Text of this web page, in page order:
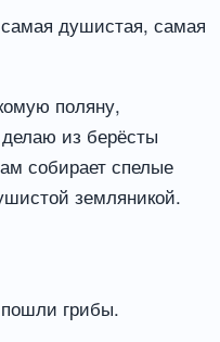
душистая, самая
поляну,
из берёсты
собирает спелые
земляникой.
грибы.